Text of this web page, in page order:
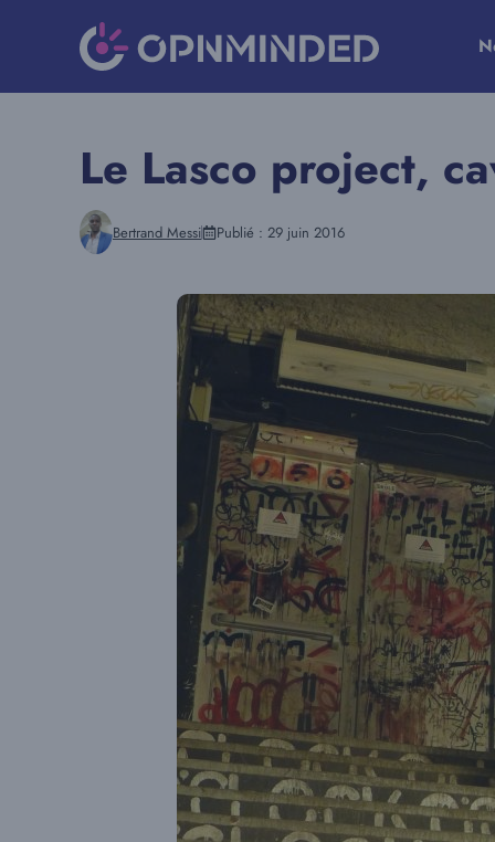
Le Lasco project,
Bertrand Messi Publié : 29 juin 2016